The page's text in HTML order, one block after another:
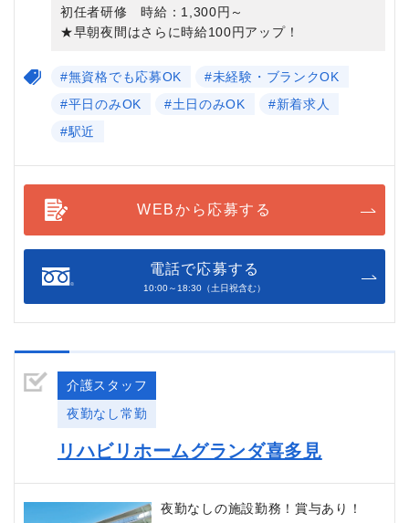
初任者研修 時給：1,300円～
★早朝夜間はさらに時給100円アップ！
#無資格でも応募OK
#未経験・ブランクOK
#平日のみOK
#土日のみOK
#新着求人
#駅近
WEBから応募する
電話で応募する
10:00～18:30（土日祝含む）
介護スタッフ
夜勤なし常勤
リハビリホームグランダ喜多見
夜勤なしの施設勤務！賞与あり！